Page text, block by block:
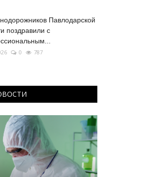
Павлодарской
поздравили с
0 787